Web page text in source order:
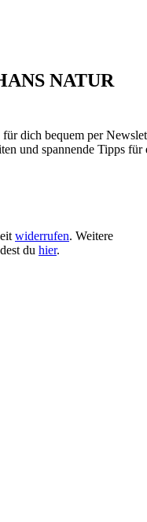
NATUR
dich bequem per
und spannende Tipps für
widerrufen. Weitere
du hier.